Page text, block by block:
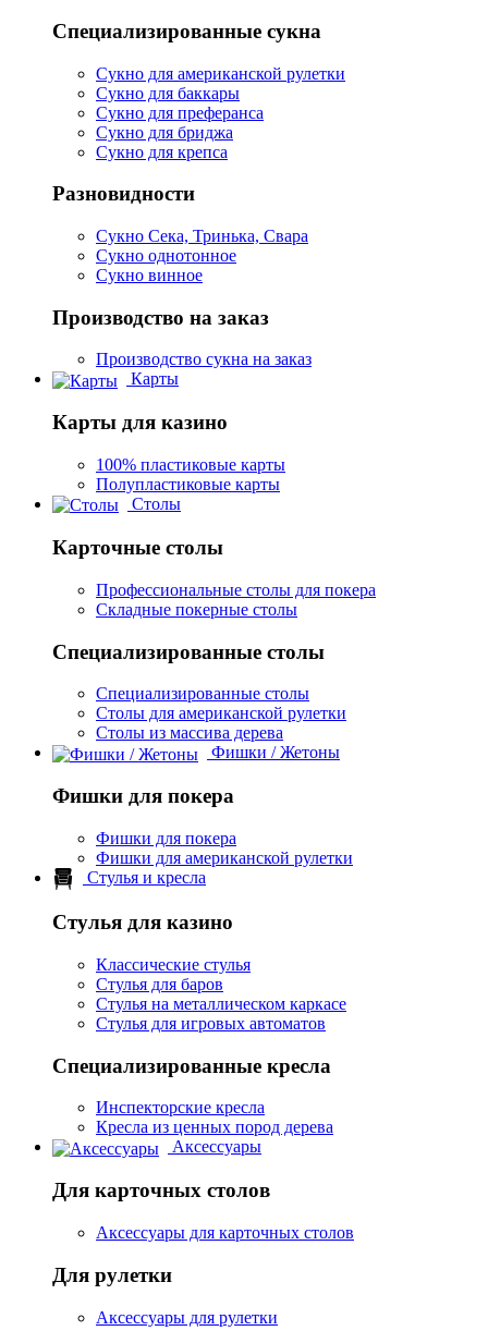
Специализированные сукна
Сукно для американской рулетки
Сукно для баккары
Сукно для преферанса
Сукно для бриджа
Сукно для крепса
Разновидности
Сукно Сека, Тринька, Свара
Сукно однотонное
Сукно винное
Производство на заказ
Производство сукна на заказ
Карты
Карты для казино
100% пластиковые карты
Полупластиковые карты
Столы
Карточные столы
Профессиональные столы для покера
Складные покерные столы
Специализированные столы
Специализированные столы
Столы для американской рулетки
Столы из массива дерева
Фишки / Жетоны
Фишки для покера
Фишки для покера
Фишки для американской рулетки
Стулья и кресла
Стулья для казино
Классические стулья
Стулья для баров
Стулья на металлическом каркасе
Стулья для игровых автоматов
Специализированные кресла
Инспекторские кресла
Кресла из ценных пород дерева
Аксессуары
Для карточных столов
Аксессуары для карточных столов
Для рулетки
Аксессуары для рулетки